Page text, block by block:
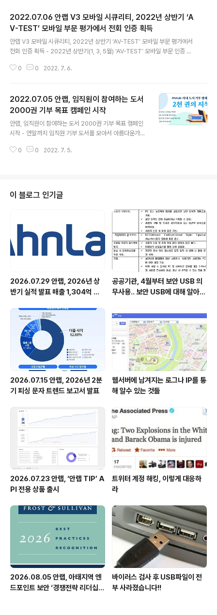
2022.07.06 안랩 V3 모바일 시큐리티, 2022년 상반기 ‘A
V-TEST’ 모바일 부문 평가에서 전회 인증 획득
안랩 V3 모바일 시큐리티, 2022년 상반기 ‘AV-TEST’ 모바일 부문 평가에서
전회 인증 획득 - 2022년 상반기(1, 3, 5월) ‘AV-TEST’ 모바일 부문 인증 평
유일하게 AV-TEST 모바일 부문 평가 전회 참가해 57회 연속 인증 기록 안랩
능 평가에서 전회 인증을 획득했다. 안랩은 AV-TEST가 최근 실시한 2022년
5월 모바일 보안 솔루션 성능 평가에 참가해 인증을 획득했다고 밝혔다. 이로써
안랩은 AV-TEST의 올 ..
0 0 2022. 7. 6.
2022.07.05 안랩, 임직원이 참여하는 도서
2000권 기부 목표 캠페인 시작
안랩, 임직원이 참여하는 도서 2000권 기부 목표 캠페인
시작 - 연말까지 임직원 기부 도서를 모아서 아름다운가게
도서 기부로 자원 순환과 사회 공헌 활동의 일석이조 효과
않는 도서를 기부하는 자원 재활용 및 사회 기여 관점의 행
사다. 안랩은 연말까지 기부받은 도서 전량을 ‘아름다운가
게 보물섬(*)’에 전달하고, 발생 수익금은 성남지역의 도움
이 필요한 이웃에 전달할 예정이다. *아름다운가게 보물섬:
아름다운가게 중고도서 판매처 안랩은 캠페인 기간 동안
임직원의 관..
0 0 2022. 7. 5.
이 블로그 인기글
2026.07.29 안랩, 2026년 상
반기 실적 발표 매출 1,304억 원,
공공기관, 4월부터 보안 USB 의
무사용.. 보안 USB에 대해 알아봅
2026.07.15 안랩, 2026년 2분
기 피싱 문자 트렌드 보고서 발표
웹서버에 남겨지는 로그나 IP를 통
해 알수 있는 것들
2026.07.23 안랩, ‘안랩 TIP’ A
PI 전용 상품 출시
트위터 계정 해킹, 이렇게 대응하
라
2026.08.05 안랩, 아태지역 엔
드포인트 보안 ‘경쟁전략 리더십’
바이러스 검사 후 USB파일이 전
부 사라졌습니다!!